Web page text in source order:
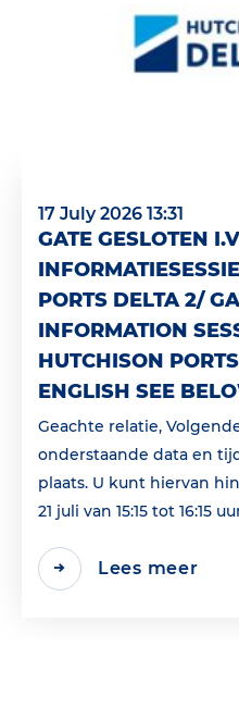
17 July 2026 13:31
GATE GESLOTEN
PORTS DELTA 2/
INFORMATION
HUTCHISON
ENGLISH SEE
Geachte relatie,
onderstaande data en
plaats. U kunt hiervan
21 juli van 15:15 tot 16:15
Lees meer